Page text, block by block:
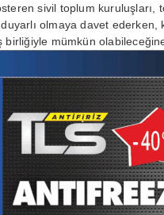
sivil toplum
olmaya davet ederken,
mümkün